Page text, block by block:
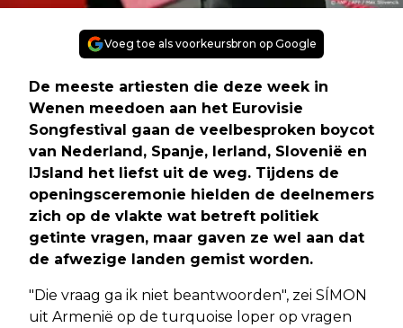
Voeg toe als voorkeursbron op Google
De meeste artiesten die deze week in
Wenen meedoen aan het Eurovisie
Songfestival gaan de veelbesproken boycot
van Nederland, Spanje, Ierland, Slovenië en
IJsland het liefst uit de weg. Tijdens de
openingsceremonie hielden de deelnemers
zich op de vlakte wat betreft politiek
getinte vragen, maar gaven ze wel aan dat
de afwezige landen gemist worden.
"Die vraag ga ik niet beantwoorden", zei SÍMON
uit Armenië op de turquoise loper op vragen